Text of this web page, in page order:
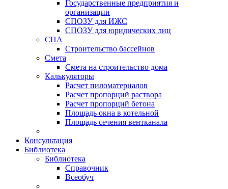
Государственные предприятия и
организации
СПОЗУ для ИЖС
СПОЗУ для юридических лиц
СПА
Строительство бассейнов
Смета
Смета на строительство дома
Калькуляторы
Расчет пиломатериалов
Расчет пропорций раствора
Расчет пропорций бетона
Площадь окна в котельной
Площадь сечения вентканала
Консультация
Библиотека
Библиотека
Справочник
Всеобуч